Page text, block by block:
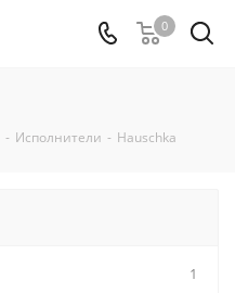
0
- Исполнители - Hauschka
1